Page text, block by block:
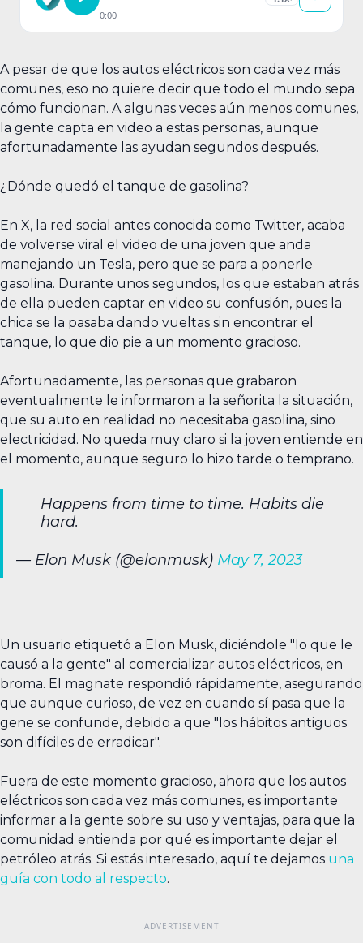
0:00
A pesar de que los autos eléctricos son cada vez más
comunes, eso no quiere decir que todo el mundo sepa
cómo funcionan. A algunas veces aún menos comunes,
la gente capta en video a estas personas, aunque
afortunadamente las ayudan segundos después.
¿Dónde quedó el tanque de gasolina?
En X, la red social antes conocida como Twitter, acaba
de volverse viral el video de una joven que anda
manejando un Tesla, pero que se para a ponerle
gasolina. Durante unos segundos, los que estaban atrás
de ella pueden captar en video su confusión, pues la
chica se la pasaba dando vueltas sin encontrar el
tanque, lo que dio pie a un momento gracioso.
Afortunadamente, las personas que grabaron
eventualmente le informaron a la señorita la situación,
que su auto en realidad no necesitaba gasolina, sino
electricidad. No queda muy claro si la joven entiende en
el momento, aunque seguro lo hizo tarde o temprano.
Happens from time to time. Habits die
hard.
— Elon Musk (@elonmusk) May 7, 2023
Un usuario etiquetó a Elon Musk, diciéndole "lo que le
causó a la gente" al comercializar autos eléctricos, en
broma. El magnate respondió rápidamente, asegurando
que aunque curioso, de vez en cuando sí pasa que la
gene se confunde, debido a que "los hábitos antiguos
son difíciles de erradicar".
Fuera de este momento gracioso, ahora que los autos
eléctricos son cada vez más comunes, es importante
informar a la gente sobre su uso y ventajas, para que la
comunidad entienda por qué es importante dejar el
petróleo atrás. Si estás interesado, aquí te dejamos una
guía con todo al respecto.